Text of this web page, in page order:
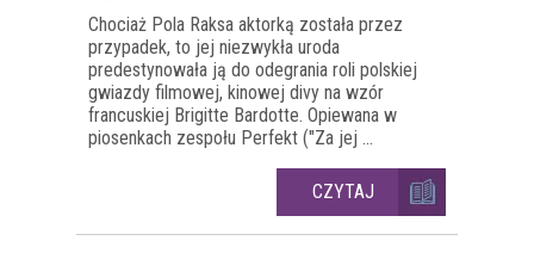
Chociaż Pola Raksa aktorką została przez
przypadek, to jej niezwykła uroda
predestynowała ją do odegrania roli polskiej
gwiazdy filmowej, kinowej divy na wzór
francuskiej Brigitte Bardotte. Opiewana w
piosenkach zespołu Perfekt ("Za jej ...
CZYTAJ